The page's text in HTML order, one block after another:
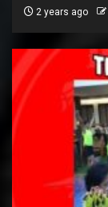
2 years ago